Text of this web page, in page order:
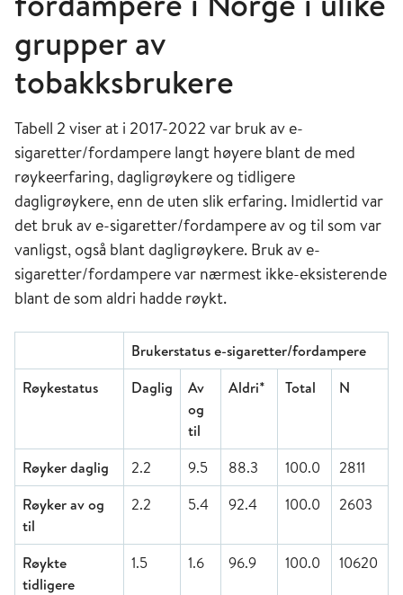
grupper av
tobakksbrukere
Tabell 2 viser at i 2017-2022 var bruk av e-
sigaretter/fordampere langt høyere blant de med
røykeerfaring, dagligrøykere og tidligere
dagligrøykere, enn de uten slik erfaring. Imidlertid var
det bruk av e-sigaretter/fordampere av og til som var
vanligst, også blant dagligrøykere. Bruk av e-
sigaretter/fordampere var nærmest ikke-eksisterende
blant de som aldri hadde røykt.
Brukerstatus e-sigaretter/fordampere
Røykestatus
Daglig
Av
og
til
Aldri* Total N
Røyker daglig 2.2 9.5 88.3 100.0
2811
Røyker av og
til
2.2 5.4 92.4 100.0 2603
Røykte
tidligere
1.5 1.6 96.9 100.0 10620